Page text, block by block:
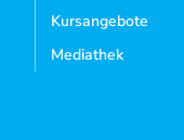
Kursangebote
Mediathek